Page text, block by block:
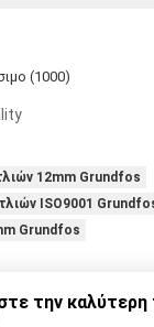
(1000)
12mm Grundfos
ISO9001
Grundfos
την καλύτερη